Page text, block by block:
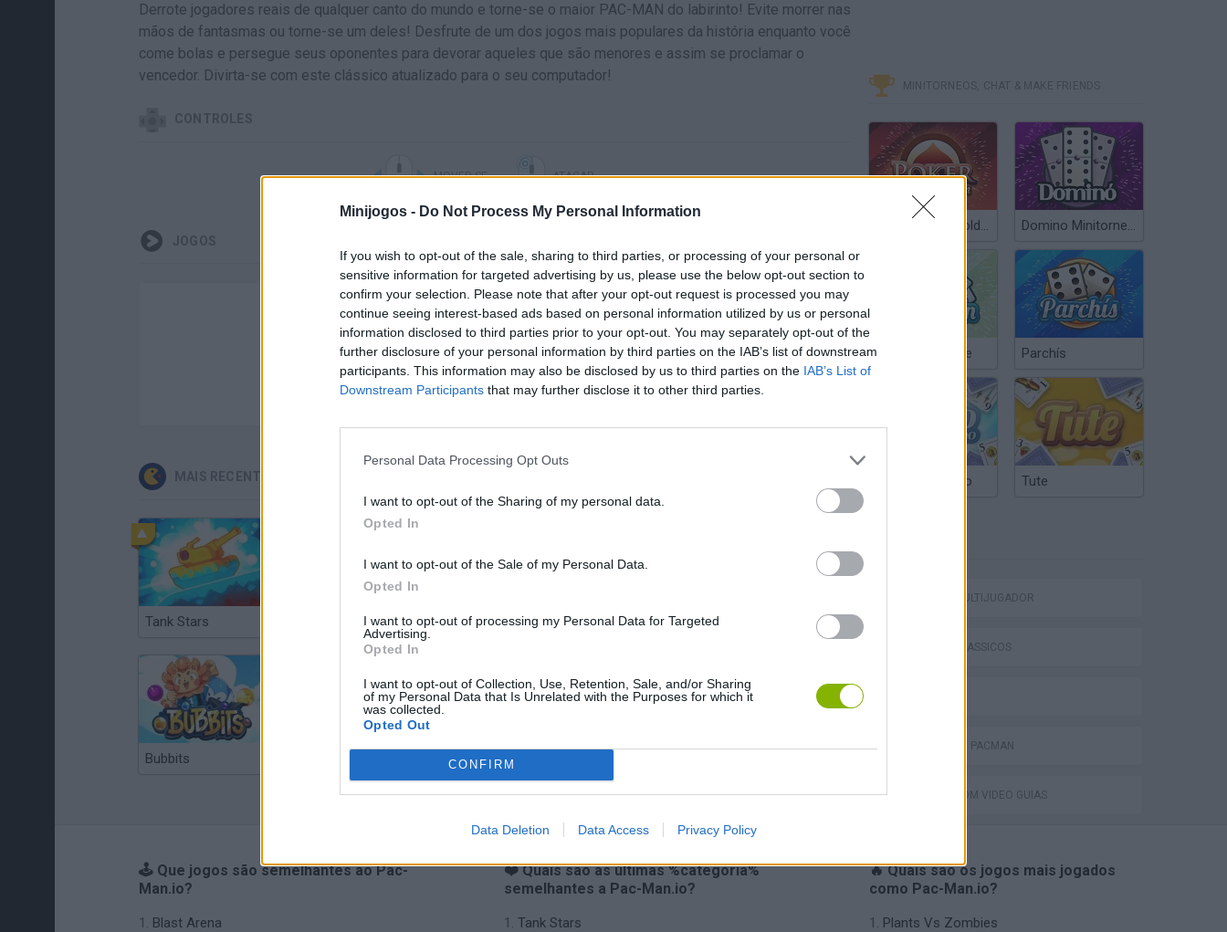
Minijogos - Do Not Process My Personal Information
If you wish to opt-out of the sale, sharing to third parties, or processing of your personal or
sensitive information for targeted advertising by us, please use the below opt-out section to
confirm your selection. Please note that after your opt-out request is processed you may
continue seeing interest-based ads based on personal information utilized by us or personal
information disclosed to third parties prior to your opt-out. You may separately opt-out of the
further disclosure of your personal information by third parties on the IAB’s list of downstream
participants. This information may also be disclosed by us to third parties on the IAB’s List of
Downstream Participants that may further disclose it to other third parties.
Personal Data Processing Opt Outs
I want to opt-out of the Sharing of my personal data.
Opted In
I want to opt-out of the Sale of my Personal Data.
Opted In
I want to opt-out of processing my Personal Data for Targeted
Advertising.
Opted In
I want to opt-out of Collection, Use, Retention, Sale, and/or Sharing
of my Personal Data that Is Unrelated with the Purposes for which it
was collected.
Opted Out
CONFIRM
Data Deletion Data Access Privacy Policy
Derrote jogadores reais de qualquer canto do mundo e torne-se o maior PAC-MAN do labirinto! Evite morrer nas
mãos de fantasmas ou torne-se um deles! Desfrute de um dos jogos mais populares da história enquanto você
come bolas e persegue seus oponentes para devorar aqueles que são menores e assim se proclamar o
vencedor. Divirta-se com este clássico atualizado para o seu computador!
CONTROLES
MOVER-SE ATACAR
JOGOS
Ainda não há joguinhos
MAIS RECENTES JOGOS CLÁSSICOS
Tank Stars Ducky Sokoban DX Sonic Mania Plus Lemmings Pico-8 Mario in Animatronic Horror
Bubbits Star Fox
MINITORNEOS, CHAT & MAKE FRIENDS
Poker Texas Hold’em Domino Minitorneos
Chinchón Online Parchís
Truco Argentino Tute
JOGOS MULTIJUGADOR
JOGOS CLÁSSICOS
JOGOS DE PACMAN
JOGOS COM VIDEO GUIAS
🕹️ Que jogos são semelhantes ao Pac-
Man.io?
Blast Arena
❤️ Quais são as últimas %categoria%
semelhantes a Pac-Man.io?
Tank Stars
🔥 Quais são os jogos mais jogados
como Pac-Man.io?
Plants Vs Zombies